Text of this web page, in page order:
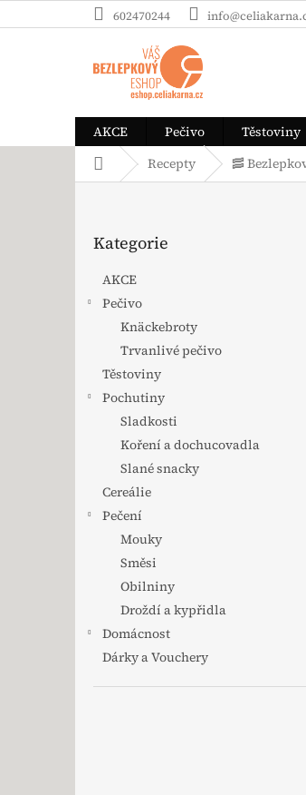
602470244
AKCE Pečivo Těstoviny
Domů Recepty 🥓
Kategorie
AKCE
Pečivo
Knäckebroty
Trvanlivé pečivo
Těstoviny
Pochutiny
Sladkosti
Koření a dochucovadla
Slané snacky
Cereálie
Pečení
Mouky
Směsi
Obilniny
Droždí a kypřidla
Domácnost
Dárky a Vouchery